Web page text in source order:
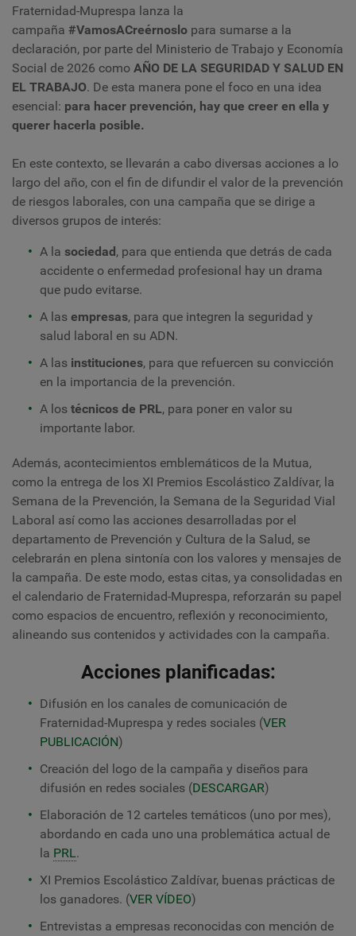
Fraternidad-Muprespa lanza la
campaña #VamosACreérnoslo para sumarse a la
declaración, por parte del Ministerio de Trabajo y Economía
Social de 2026 como AÑO DE LA SEGURIDAD Y SALUD EN
EL TRABAJO. De esta manera pone el foco en una idea
esencial: para hacer prevención, hay que creer en ella y
querer hacerla posible.
En este contexto, se llevarán a cabo diversas acciones a lo
largo del año, con el fin de difundir el valor de la prevención
de riesgos laborales, con una campaña que se dirige a
diversos grupos de interés:
A la sociedad, para que entienda que detrás de cada
accidente o enfermedad profesional hay un drama
que pudo evitarse.
A las empresas, para que integren la seguridad y
salud laboral en su ADN.
A las instituciones, para que refuercen su convicción
en la importancia de la prevención.
A los técnicos de PRL, para poner en valor su
importante labor.
Además, acontecimientos emblemáticos de la Mutua,
como la entrega de los XI Premios Escolástico Zaldívar, la
Semana de la Prevención, la Semana de la Seguridad Vial
Laboral así como las acciones desarrolladas por el
departamento de Prevención y Cultura de la Salud, se
celebrarán en plena sintonía con los valores y mensajes de
la campaña. De este modo, estas citas, ya consolidadas en
el calendario de Fraternidad-Muprespa, reforzarán su papel
como espacios de encuentro, reflexión y reconocimiento,
alineando sus contenidos y actividades con la campaña.
Acciones planificadas:
Difusión en los canales de comunicación de
Fraternidad-Muprespa y redes sociales (VER
PUBLICACIÓN)
Creación del logo de la campaña y diseños para
difusión en redes sociales (DESCARGAR)
Elaboración de 12 carteles temáticos (uno por mes),
abordando en cada uno una problemática actual de
la PRL.
XI Premios Escolástico Zaldívar, buenas prácticas de
los ganadores. (VER VÍDEO)
Entrevistas a empresas reconocidas con mención de